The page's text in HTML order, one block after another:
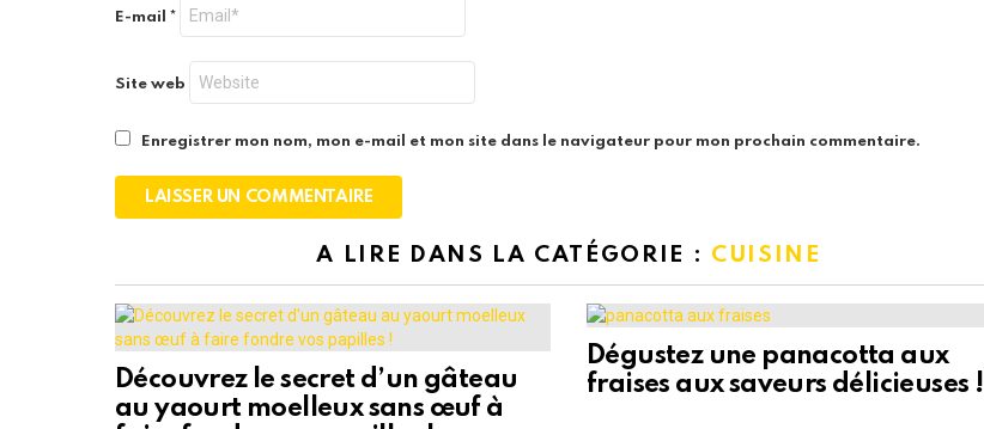
E-mail *
Site web
Enregistrer mon nom, mon e-mail et mon site dans le navigateur pour mon prochain commentaire.
A LIRE DANS LA CATÉGORIE : CUISINE
Découvrez le secret d’un gâteau
au yaourt moelleux sans œuf à
Dégustez une panacotta aux
fraises aux saveurs délicieuses !